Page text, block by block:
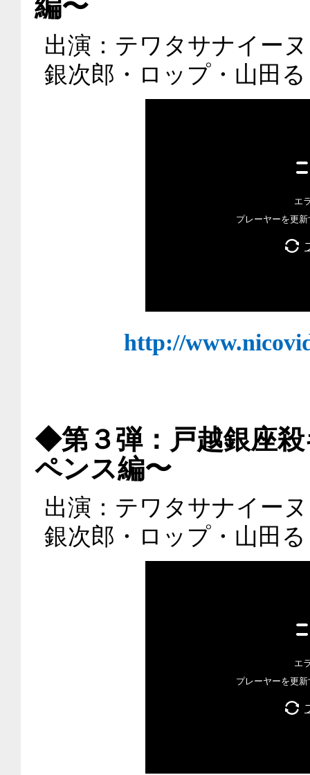
編〜
出演：テワタサナイー
銀次郎・ロップ・山田
http://
◆第３弾：戸越銀座
ペンス編〜
出演：テワタサナイー
銀次郎・ロップ・山田